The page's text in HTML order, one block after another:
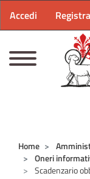
Menu profilo
Accedi
Home
Oneri
Scadenzario